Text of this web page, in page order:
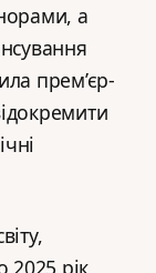
а
прем’єр-
рік